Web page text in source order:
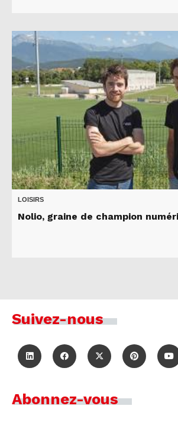
LOISIRS
Nolio, graine de champion
Suivez-nous
Abonnez-vous